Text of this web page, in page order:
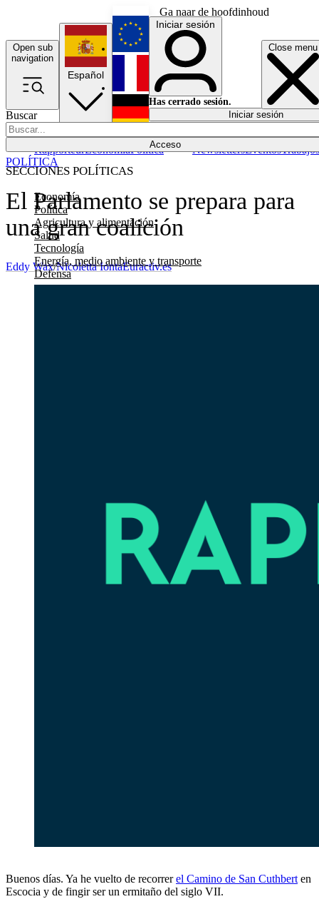
Ga naar de hoofdinhoud
Open sub
navigation
Close menu
Buscar
Acceso
SECCIONES POLÍTICAS
Economía
Política
Agricultura y alimentación
Salud
Tecnología
Energía, medio ambiente y transporte
Defensa
RapporteurEconomíaPolítica NewslettersEventosTrabajos
Español
English
Français
Iniciar sesión
Has cerrado sesión.
Iniciar sesión
El Parlamento se prepara para
una gran coalición
POLÍTICA
Eddy Wax/Nicoletta IontaEuractiv.es
Buenos días. Ya he vuelto de recorrerel Camino de San Cuthbert en
Escocia y de fingir ser un ermitaño del siglo VII.